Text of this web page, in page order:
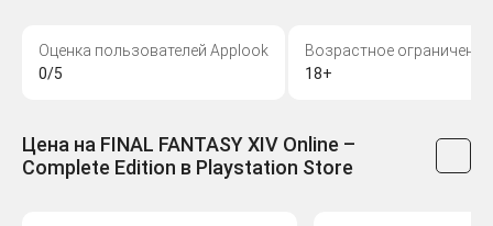
Оценка пользователей Applook
0/5
Возрастное ограничение
18+
Цена на FINAL FANTASY XIV Online –
Complete Edition в Playstation Store